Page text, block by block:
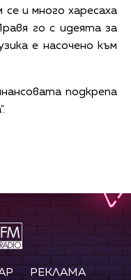
се и много харесаха
го с идеята за
е насочено към
подкрепа
РЕКЛАМА